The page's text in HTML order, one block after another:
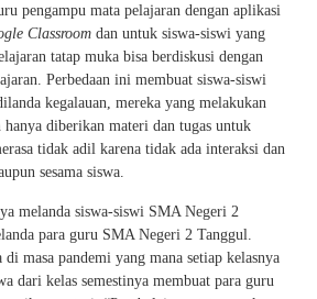
pengampu mata pelajaran dengan aplikasi
Classroom dan untuk siswa-siswi yang
tatap muka bisa berdiskusi dengan
Perbedaan ini membuat siswa-siswi
kegalauan, mereka yang melakukan
diberikan materi dan tugas untuk
tidak adil karena tidak ada interaksi dan
sesama siswa.
melanda siswa-siswi SMA Negeri 2
para guru SMA Negeri 2 Tanggul.
masa pandemi yang mana setiap kelasnya
dari kelas semestinya membuat para guru